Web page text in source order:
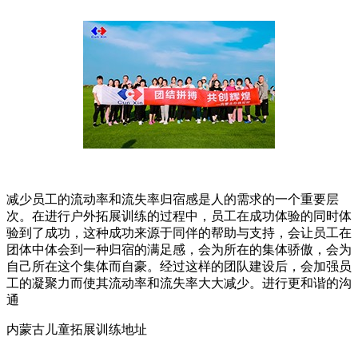
减少员工的流动率和流失率归宿感是人的需求的一个重要层
次。在进行户外拓展训练的过程中，员工在成功体验的同时体
验到了成功，这种成功来源于同伴的帮助与支持，会让员工在
团体中体会到一种归宿的满足感，会为所在的集体骄傲，会为
自己所在这个集体而自豪。经过这样的团队建设后，会加强员
工的凝聚力而使其流动率和流失率大大减少。进行更和谐的沟
通
内蒙古儿童拓展训练地址